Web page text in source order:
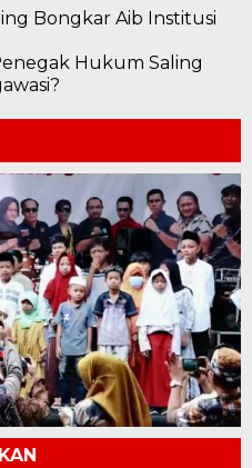
Bongkar Aib Institusi
Hukum Saling